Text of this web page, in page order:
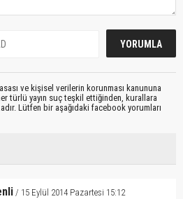
ve kişisel verilerin korunması kanununa
türlü yayın suç teşkil ettiğinden, kurallara
Lütfen bir aşağıdaki facebook yorumları
/ 15 Eylül 2014 Pazartesi 15:12